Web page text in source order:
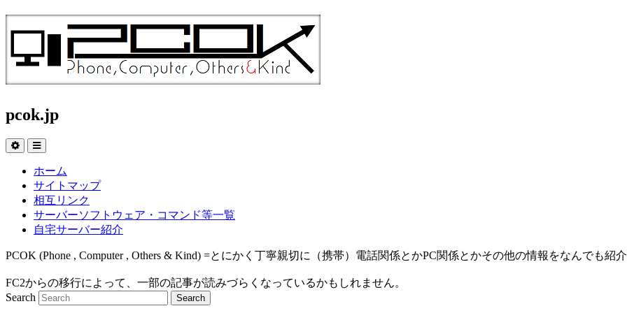
pcok.jp
ホーム
サイトマップ
相互リンク
サーバーソフトウェア・コマンド等一覧
自宅サーバー紹介
PCOK (Phone , Computer , Others & Kind) =とにかく丁寧親切に（携帯）電話関係とかPC関係とかその他の情報をなんでも紹
FC2からの移行によって、一部の記事が読みづらくなっているかもしれません。
Search